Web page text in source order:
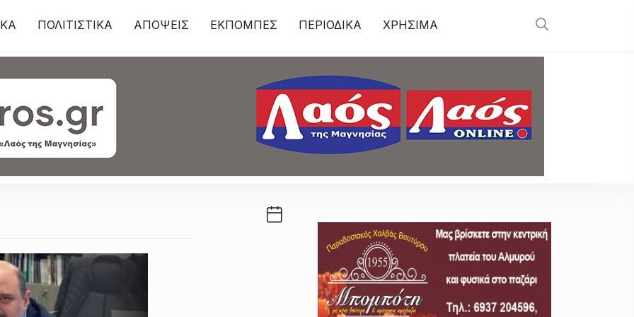
ΠΟΛΙΤΙΣΤΙΚΑ ΑΠΟΨΕΙΣ ΕΚΠΟΜΠΕΣ ΠΕΡΙΟΔΙΚΑ ΧΡΗΣΙΜΑ